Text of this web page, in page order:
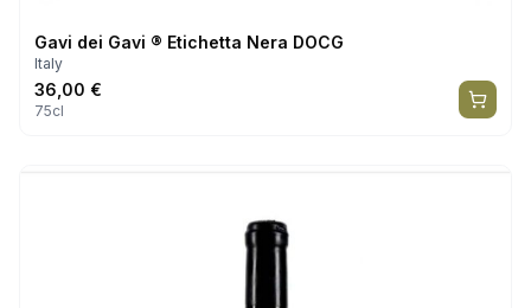
Gavi dei Gavi ® Etichetta Nera DOCG
Italy
36,00 €
75cl